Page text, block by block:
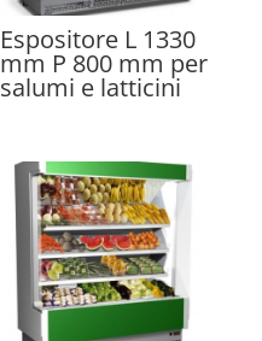
Espositore L 1330
mm P 800 mm per
salumi e latticini